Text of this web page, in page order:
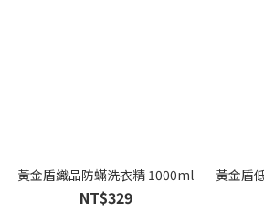
黃金盾織品防蟎洗衣精 1000ml
NT$329
黃金盾